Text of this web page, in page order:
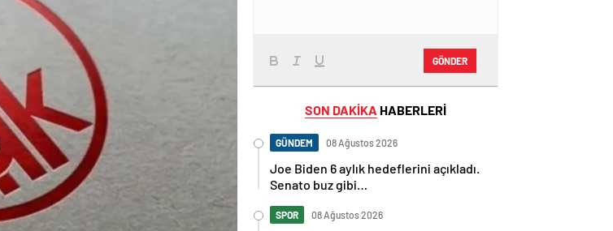
GÖNDER
SON DAKİKA HABERLERİ
GÜNDEM 08 Ağustos 2026
Joe Biden 6 aylık hedeflerini açıkladı.
Senato buz gibi…
SPOR 08 Ağustos 2026